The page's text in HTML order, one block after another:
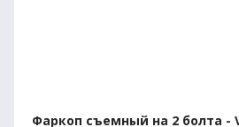
Фаркоп съемный на 2 болта -